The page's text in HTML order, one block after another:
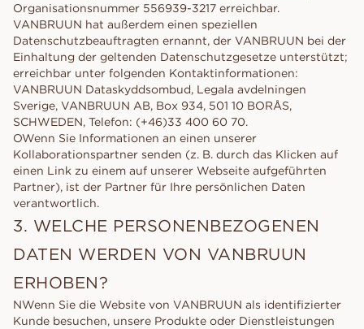
Organisationsnummer 556939-3217 erreichbar.
VANBRUUN hat außerdem einen speziellen
Datenschutzbeauftragten ernannt, der VANBRUUN bei der
Einhaltung der geltenden Datenschutzgesetze unterstützt;
erreichbar unter folgenden Kontaktinformationen:
VANBRUUN Dataskyddsombud, Legala avdelningen
Sverige, VANBRUUN AB, Box 934, 501 10 BORÅS,
SCHWEDEN, Telefon: (+46)33 400 60 70.
OWenn Sie Informationen an einen unserer
Kollaborationspartner senden (z. B. durch das Klicken auf
einen Link zu einem auf unserer Webseite aufgeführten
Partner), ist der Partner für Ihre persönlichen Daten
verantwortlich.
3. WELCHE PERSONENBEZOGENEN
DATEN WERDEN VON VANBRUUN
ERHOBEN?
NWenn Sie die Website von VANBRUUN als identifizierter
Kunde besuchen, unsere Produkte oder Dienstleistungen